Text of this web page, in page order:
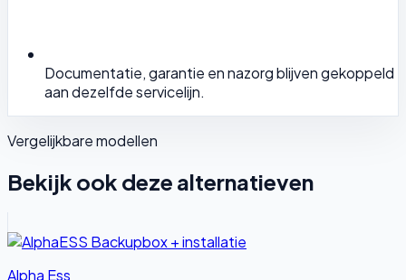
Documentatie, garantie en nazorg blijven gekoppeld
aan dezelfde servicelijn.
Vergelijkbare modellen
Bekijk ook deze alternatieven
Alpha Ess